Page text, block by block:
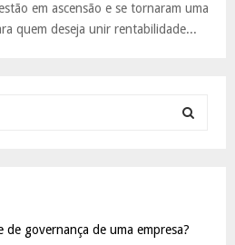
em ascensão e se tornaram uma
quem deseja unir rentabilidade...
de governança de uma empresa?